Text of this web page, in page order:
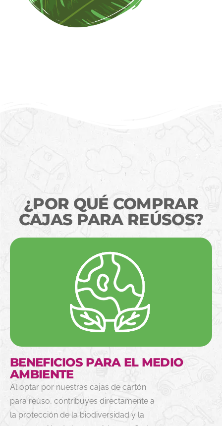
¿POR QUÉ COMPRAR
CAJAS PARA REÚSOS?
BENEFICIOS PARA EL MEDIO
AMBIENTE
Al optar por nuestras cajas de cartón
para reúso, contribuyes directamente a
la protección de la biodiversidad y la